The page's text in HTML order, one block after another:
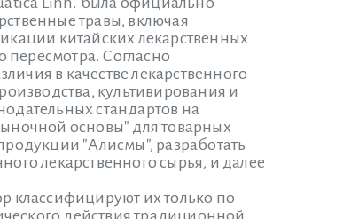
травы, включая
китайских лекарственных
пересмотра. Согласно
в качестве лекарственного
культивирования и
стандартов на
основы" для товарных
"Алисмы", разработать
лекарственного сырья, и далее
классифицируют их только по
действия традиционной